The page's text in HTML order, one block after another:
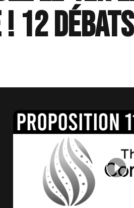
! 12 débats